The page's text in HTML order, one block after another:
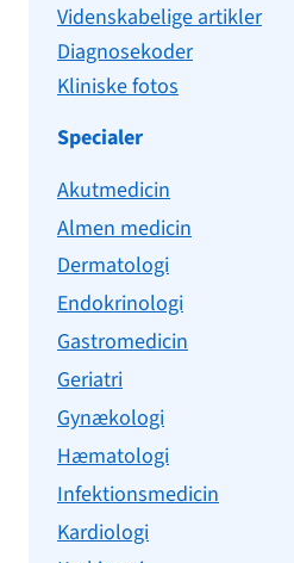
Videnskabelige artikler
Diagnosekoder
Kliniske fotos
Specialer
Akutmedicin
Almen medicin
Dermatologi
Endokrinologi
Gastromedicin
Geriatri
Gynækologi
Hæmatologi
Infektionsmedicin
Kardiologi